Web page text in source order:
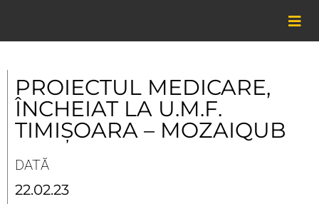
content
PROIECTUL MEDICARE,
ÎNCHEIAT LA U.M.F.
TIMIȘOARA – MOZAIQUB
DATĂ
22.02.23